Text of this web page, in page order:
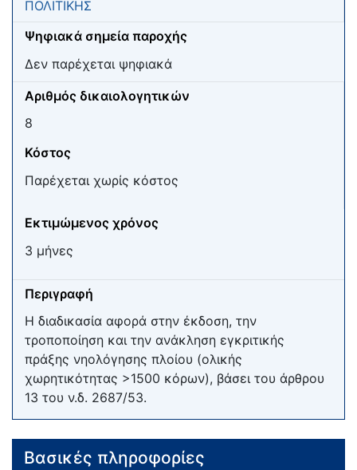
ΠΟΛΙΤΙΚΗΣ
Ψηφιακά σημεία παροχής
Δεν παρέχεται ψηφιακά
Αριθμός δικαιολογητικών
8
Κόστος
Παρέχεται χωρίς κόστος
Εκτιμώμενος χρόνος
3 μήνες
Περιγραφή
Η διαδικασία αφορά στην έκδοση, την
τροποποίηση και την ανάκληση εγκριτικής
πράξης νηολόγησης πλοίου (ολικής
χωρητικότητας >1500 κόρων), βάσει του άρθρου
13 του ν.δ. 2687/53.
Βασικές πληροφορίες